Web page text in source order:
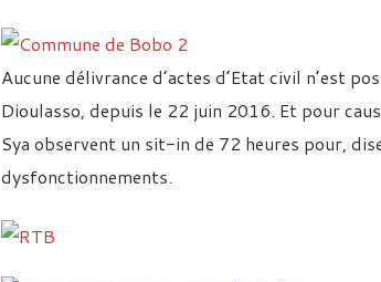
Aucune délivrance d’actes d’Etat civil n’est
Dioulasso, depuis le 22 juin 2016. Et pour
Sya observent un sit-in de 72 heures pour,
dysfonctionnements.